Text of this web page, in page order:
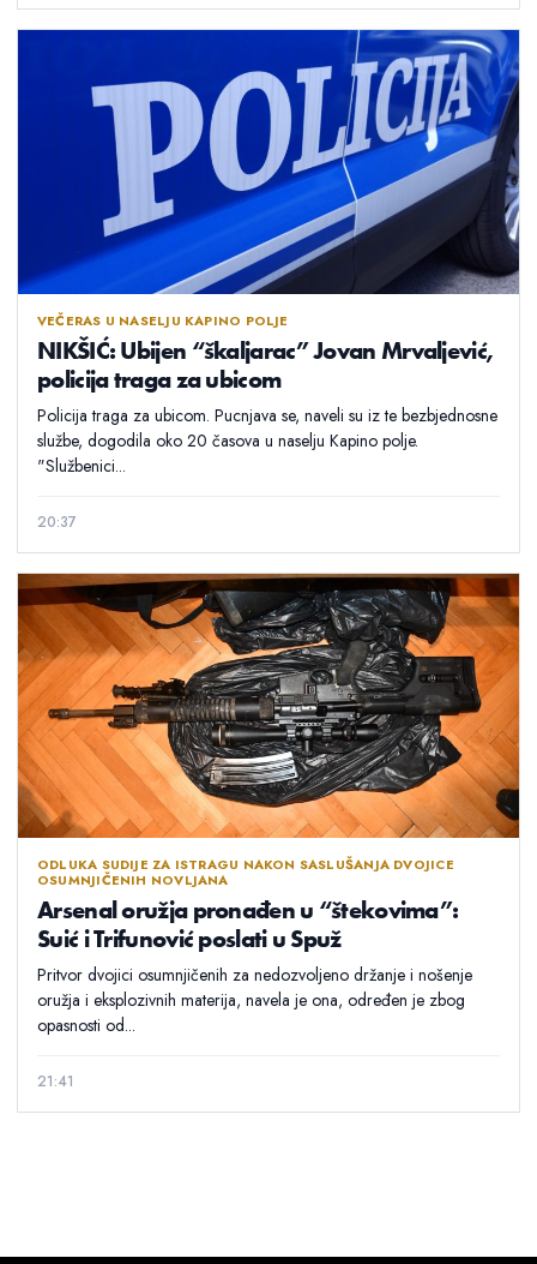
VEČERAS U NASELJU KAPINO POLJE
NIKŠIĆ: Ubijen “škaljarac” Jovan Mrvaljević,
policija traga za ubicom
Policija traga za ubicom. Pucnjava se, naveli su iz te bezbjednosne
službe, dogodila oko 20 časova u naselju Kapino polje.
"Službenici...
20:37
ODLUKA SUDIJE ZA ISTRAGU NAKON SASLUŠANJA DVOJICE
OSUMNJIČENIH NOVLJANA
Arsenal oružja pronađen u “štekovima”:
Suić i Trifunović poslati u Spuž
Pritvor dvojici osumnjičenih za nedozvoljeno držanje i nošenje
oružja i eksplozivnih materija, navela je ona, određen je zbog
opasnosti od...
21:41